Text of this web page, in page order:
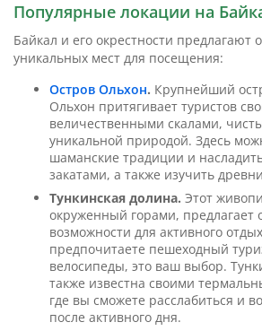
Популярные локации на
Байкал и его окрестности предлагают
уникальных мест для посещения:
Остров Ольхон. Крупнейший
Ольхон притягивает туристов
величественными скалами,
уникальной природой. Здесь
шаманские традиции и
закатами, а также изучить
Тункинская долина. Этот
окруженный горами, предлагает
возможности для активного
предпочитаете пешеходный
велосипеды, это ваш выбор.
также известна своими
где вы сможете расслабиться и
после активного дня.